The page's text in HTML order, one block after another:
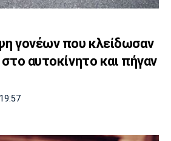
γονέων που κλείδωσαν
αυτοκίνητο και πήγαν